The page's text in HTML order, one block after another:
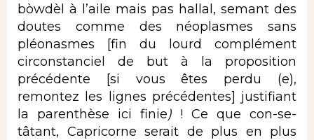
bòwdèl à l’aile mais pas hallal, semant des
doutes comme des néoplasmes sans
pléonasmes [fin du lourd complément
circonstanciel de but à la proposition
précédente [si vous êtes perdu (e),
remontez les lignes précédentes] justifiant
la parenthèse ici finie) ! Ce que con-se-
tâtant, Capricorne serait de plus en plus